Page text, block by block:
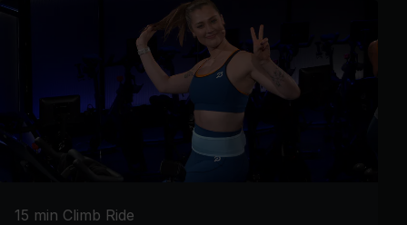
15 min Climb Ride